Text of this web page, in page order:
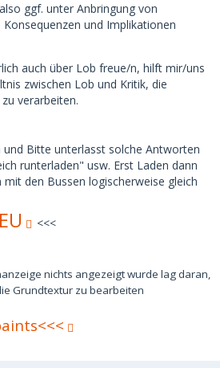
ggf. unter Anbringung von
und Implikationen
auch über Lob freue/n, hilft mir/uns
zwischen Lob und Kritik, die
verarbeiten.
und Bitte unterlasst solche Antworten
runterladen" usw. Erst Laden dann
den Bussen logischerweise gleich
<<<
nichts angezeigt wurde lag daran,
Grundtextur zu bearbeiten